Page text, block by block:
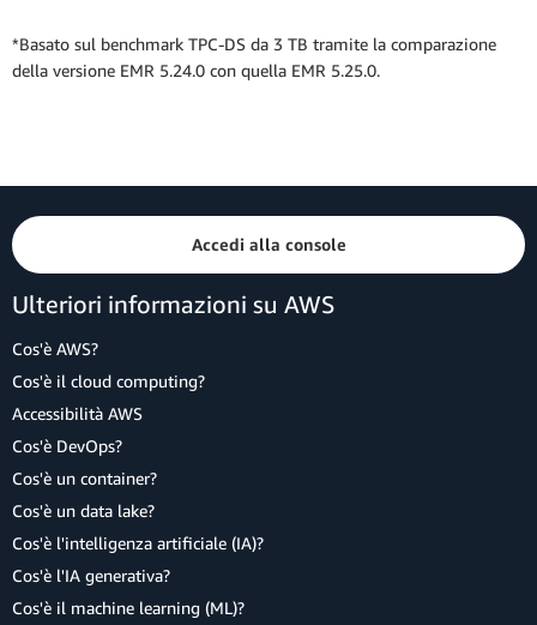
*Basato sul benchmark TPC-DS da 3 TB tramite la comparazione
della versione EMR 5.24.0 con quella EMR 5.25.0.
Accedi alla console
Ulteriori informazioni su AWS
Cos'è AWS?
Cos'è il cloud computing?
Accessibilità AWS
Cos'è DevOps?
Cos'è un container?
Cos'è un data lake?
Cos'è l'intelligenza artificiale (IA)?
Cos'è l'IA generativa?
Cos'è il machine learning (ML)?